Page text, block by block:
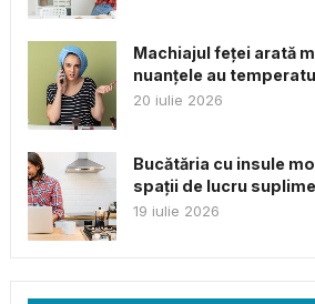
Machiajul feței arată
nuanțele au
20 iulie 2026
Bucătăria cu insule
spații de lucru
19 iulie 2026